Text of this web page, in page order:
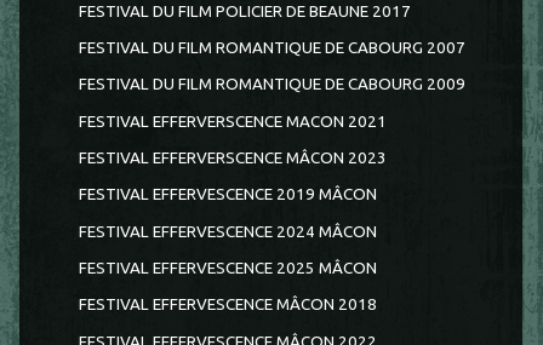
FESTIVAL DU FILM POLICIER DE BEAUNE 2017
FESTIVAL DU FILM ROMANTIQUE DE CABOURG 2007
FESTIVAL DU FILM ROMANTIQUE DE CABOURG 2009
FESTIVAL EFFERVERSCENCE MACON 2021
FESTIVAL EFFERVERSCENCE MÂCON 2023
FESTIVAL EFFERVESCENCE 2019 MÂCON
FESTIVAL EFFERVESCENCE 2024 MÂCON
FESTIVAL EFFERVESCENCE 2025 MÂCON
FESTIVAL EFFERVESCENCE MÂCON 2018